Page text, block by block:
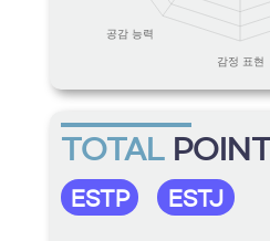
TOTAL
ESTP ESTJ